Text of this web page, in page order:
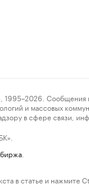
Сообщения и
и массовых
в сфере связи,
в статье и нажмите